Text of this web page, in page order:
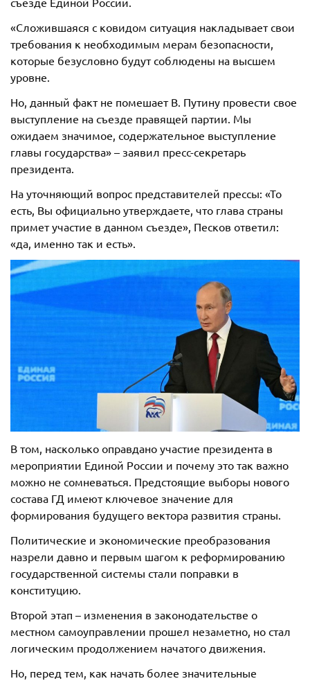
«Сложившаяся с ковидом ситуация накладывает свои
требования к необходимым мерам безопасности,
которые безусловно будут соблюдены на высшем
уровне.
Но, данный факт не помешает В. Путину провести свое
выступление на съезде правящей партии. Мы
ожидаем значимое, содержательное выступление
главы государства» – заявил пресс-секретарь
президента.
На уточняющий вопрос представителей прессы: «То
есть, Вы официально утверждаете, что глава страны
примет участие в данном съезде», Песков ответил:
«да, именно так и есть».
В том, насколько оправдано участие президента в
мероприятии Единой России и почему это так важно
можно не сомневаться. Предстоящие выборы нового
состава ГД имеют ключевое значение для
формирования будущего вектора развития страны.
Политические и экономические преобразования
назрели давно и первым шагом к реформированию
государственной системы стали поправки в
конституцию.
Второй этап – изменения в законодательстве о
местном самоуправлении прошел незаметно, но стал
логическим продолжением начатого движения.
Но, перед тем, как начать более значительные